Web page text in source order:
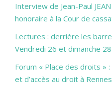
Interview de Jean-Paul
honoraire à la Cour de
Lectures : derrière les
Vendredi 26 et dimanche
Forum « Place des droits »
et d’accès au droit à Rennes